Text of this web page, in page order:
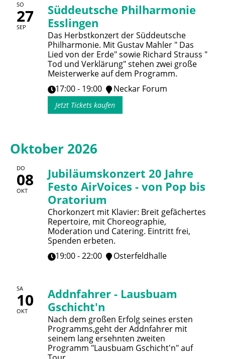
SO
27
SEP
Süddeutsche Philharmonie
Esslingen
Das Herbstkonzert der Süddeutsche
Philharmonie. Mit Gustav Mahler " Das
Lied von der Erde" sowie Richard Strauss "
Tod und Verklärung" stehen zwei große
Meisterwerke auf dem Programm.
17:00 - 19:00
Neckar Forum
Jetzt Tickets kaufen
Oktober 2026
DO
08
OKT
Jubiläumskonzert 20 Jahre
Festo AirVoices - von Pop bis
Oratorium
Chorkonzert mit Klavier: Breit gefächertes
Repertoire, mit Choreographie,
Moderation und Catering. Eintritt frei,
Spenden erbeten.
19:00 - 22:00
Osterfeldhalle
SA
10
OKT
Addnfahrer - Lausbuam
Gschicht'n
Nach dem großen Erfolg seines ersten
Programms,geht der Addnfahrer mit
seinem lang ersehnten zweiten
Programm "Lausbuam Gschicht'n" auf